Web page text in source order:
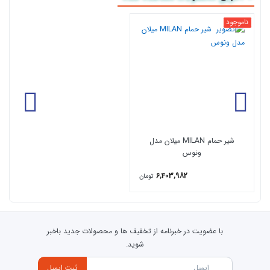
​نوع آبکاری نیکل ، کروم
ناموجود
شیر حمام MILAN میلان مدل
ونوس
6,403,982 تومان
با عضویت در خبرنامه از تخفیف ها و محصولات جدید باخبر
شوید.